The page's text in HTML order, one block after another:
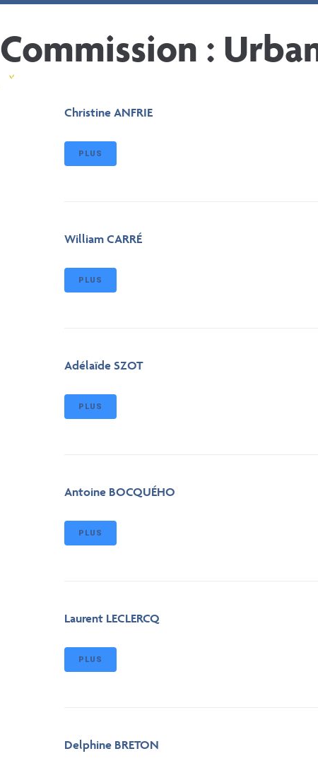
Commission :
Christine ANFRIE
PLUS
William CARRÉ
PLUS
Adélaïde SZOT
PLUS
Antoine BOCQUÉHO
PLUS
Laurent LECLERCQ
PLUS
Delphine BRETON